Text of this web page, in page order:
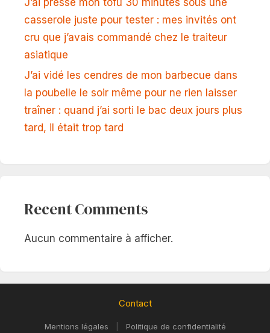
J’ai pressé mon tofu 30 minutes sous une
casserole juste pour tester : mes invités ont
cru que j’avais commandé chez le traiteur
asiatique
J’ai vidé les cendres de mon barbecue dans
la poubelle le soir même pour ne rien laisser
traîner : quand j’ai sorti le bac deux jours plus
tard, il était trop tard
Recent Comments
Aucun commentaire à afficher.
Contact
Mentions légales Politique de confidentialité